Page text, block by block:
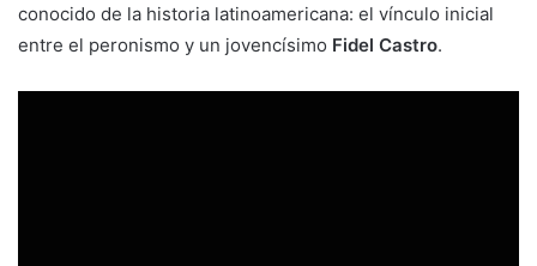
conocido de la historia latinoamericana: el vínculo inicial
entre el peronismo y un jovencísimo Fidel Castro.